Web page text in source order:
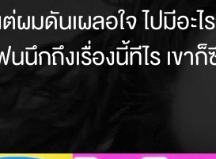
ผมดันเผลอใจ ไปมี
กถึงเรื่องนี้ทีไร เขาก็